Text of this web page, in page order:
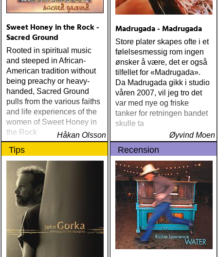
Sweet Honey in the Rock -
Sacred Ground
Rooted in spiritual music
and steeped in African-
American tradition without
being preachy or heavy-
handed, Sacred Ground
pulls from the various faiths
and life experiences of the
women of Sweet Honey in
the Rock
Håkan Olsson
Madrugada - Madrugada
Store plater skapes ofte i et
følelsesmessig rom ingen
ønsker å være, det er også
tilfellet for «Madrugada».
Da Madrugada gikk i studio
våren 2007, vil jeg tro det
var med nye og friske
tanker for retningen bandet
skulle ta
Øyvind Moen
Tips Recension